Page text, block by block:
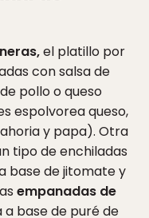
el platillo por
con salsa de
pollo o queso
espolvorea queso,
y papa). Otra
tipo de enchiladas
base de jitomate y
empanadas de
a base de puré de